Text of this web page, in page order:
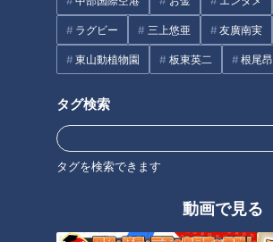
ラグビー 三上悠亜 友廣南実
東山動植物園 板東英二 根尾昂
タグ検索
タグを検索できます
動画で見る
🔗関連リンク
うんこドリル公式
https://unkogakuen.com/
うんこ先生【公式】
うんこコミックス【公式】